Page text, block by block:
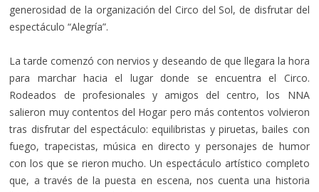
generosidad de la organización del Circo del Sol, de disfrutar del
espectáculo “Alegría”.
La tarde comenzó con nervios y deseando de que llegara la hora
para marchar hacia el lugar donde se encuentra el Circo.
Rodeados de profesionales y amigos del centro, los NNA
salieron muy contentos del Hogar pero más contentos volvieron
tras disfrutar del espectáculo: equilibristas y piruetas, bailes con
fuego, trapecistas, música en directo y personajes de humor
con los que se rieron mucho. Un espectáculo artístico completo
que, a través de la puesta en escena, nos cuenta una historia